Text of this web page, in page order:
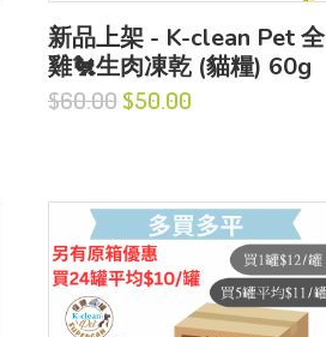
新品上架 - K-clean Pet 全
雞🐔生肉凍乾 (貓糧) 60g
$60.00$50.00